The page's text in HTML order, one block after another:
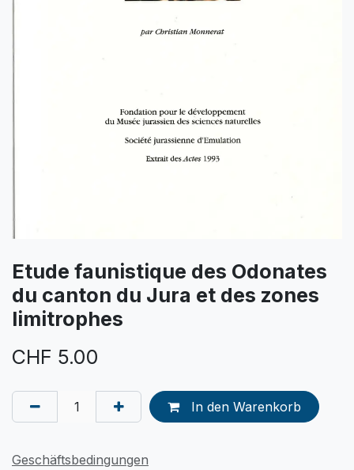
Etude faunistique des Odonates
du canton du Jura et des zones
limitrophes
CHF 5.00
In den Warenkorb
Geschäftsbedingungen